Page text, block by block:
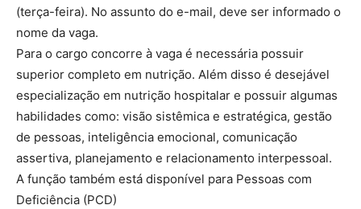
(terça-feira). No assunto do e-mail, deve ser informado o
nome da vaga.
Para o cargo concorre à vaga é necessária possuir
superior completo em nutrição. Além disso é desejável
especialização em nutrição hospitalar e possuir algumas
habilidades como: visão sistêmica e estratégica, gestão
de pessoas, inteligência emocional, comunicação
assertiva, planejamento e relacionamento interpessoal.
A função também está disponível para Pessoas com
Deficiência (PCD)